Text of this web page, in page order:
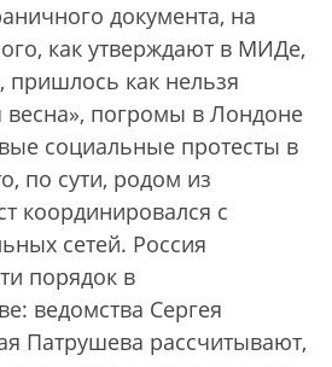
документа, на
как утверждают в МИДе,
пришлось как нельзя
весна», погромы в Лондоне
социальные протесты в
по сути, родом из
координировался с
сетей. Россия
порядок в
ведомства Сергея
Патрушева рассчитывают,